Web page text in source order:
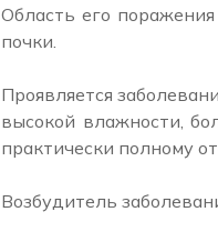
Область его
почки.
Проявляется
высокой влажности,
практически полному
Возбудитель